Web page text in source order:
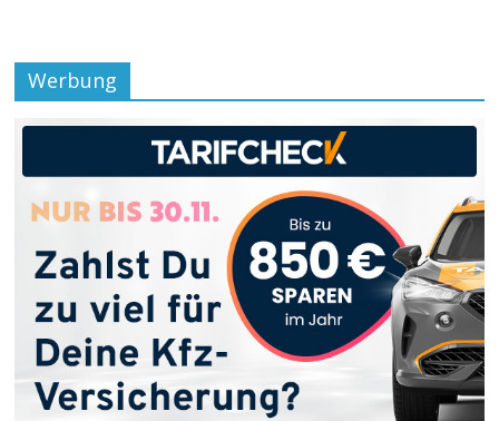
Werbung